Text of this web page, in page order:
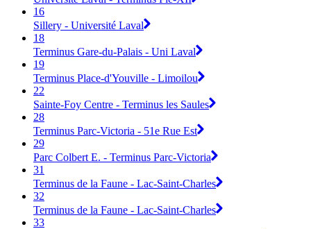
16
Sillery - Université Laval
18
Terminus Gare-du-Palais - Uni Laval
19
Terminus Place-d'Youville - Limoilou
22
Sainte-Foy Centre - Terminus les Saules
28
Terminus Parc-Victoria - 51e Rue Est
29
Parc Colbert E. - Terminus Parc-Victoria
31
Terminus de la Faune - Lac-Saint-Charles
32
Terminus de la Faune - Lac-Saint-Charles
33